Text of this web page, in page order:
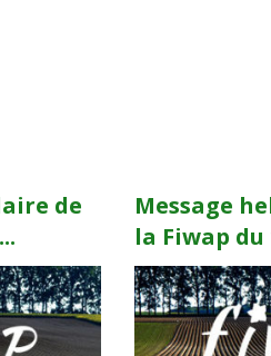
de
Message
la Fiwap du